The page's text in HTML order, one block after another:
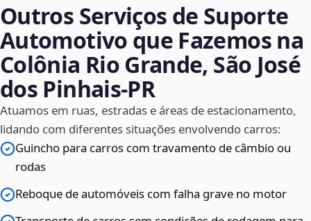
Outros Serviços de Suporte
Automotivo que Fazemos na
Colônia Rio Grande, São José
dos Pinhais‑PR
Atuamos em ruas, estradas e áreas de estacionamento,
lidando com diferentes situações envolvendo carros:
Guincho para carros com travamento de câmbio ou
rodas
Reboque de automóveis com falha grave no motor